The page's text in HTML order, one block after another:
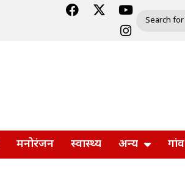
मनोरंजन स्वास्थ्य अन्य